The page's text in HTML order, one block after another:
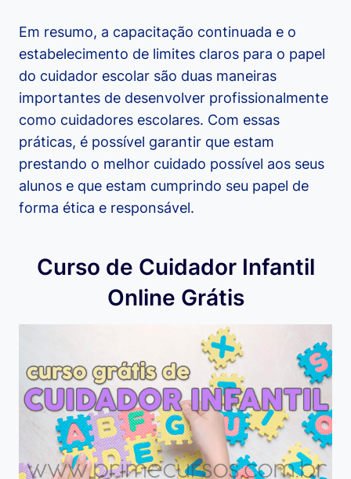
Em resumo, a capacitação continuada e o
estabelecimento de limites claros para o papel
do cuidador escolar são duas maneiras
importantes de desenvolver profissionalmente
como cuidadores escolares. Com essas
práticas, é possível garantir que estam
prestando o melhor cuidado possível aos seus
alunos e que estam cumprindo seu papel de
forma ética e responsável.
Curso de Cuidador Infantil
Online Grátis